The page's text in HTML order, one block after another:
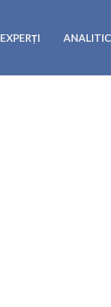
EXPERȚI